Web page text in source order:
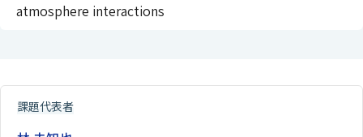
atmosphere interactions
課題代表者